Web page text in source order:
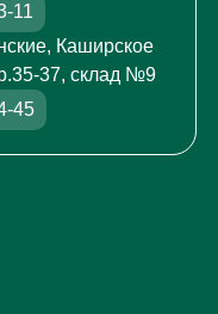
11
Каширское
37, склад №9
45